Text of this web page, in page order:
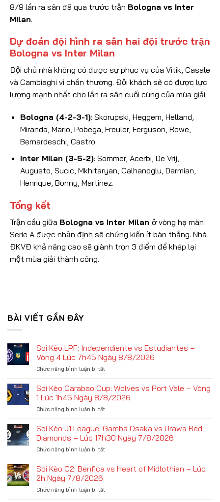
8/9 lần ra sân đã qua trước trận Bologna vs Inter
Milan.
Dự đoán đội hình ra sân hai đội trước trận
Bologna vs Inter Milan
Đội chủ nhà không có được sự phục vụ của Vitik, Casale
và Cambiaghi vì chấn thương. Đội khách sẽ có được lực
lượng mạnh nhất cho lần ra sân cuối cùng của mùa giải.
Bologna (4-2-3-1): Skorupski, Heggem, Helland,
Miranda, Mario, Pobega, Freuler, Ferguson, Rowe,
Bernardeschi, Castro.
Inter Milan (3-5-2): Sommer, Acerbi, De Vrij,
Augusto, Sucic, Mkhitaryan, Calhanoglu, Darmian,
Henrique, Bonny, Martinez.
Tổng kết
Trận cầu giữa Bologna vs Inter Milan ở vòng hạ màn
Serie A được nhận định sẽ chứng kiến ít bàn thắng. Nhà
ĐKVĐ khả năng cao sẽ giành trọn 3 điểm để khép lại
một mùa giải thành công.
BÀI VIẾT GẦN ĐÂY
Soi Kèo LPF: Independiente vs Estudiantes –
Vòng 4 Lúc 7h45 Ngày 8/8/2026
Chức năng bình luận bị tắtở
Kèo
LPF:
Independiente
vs
–
Vòng
Lúc
Ngày
Soi Kèo Carabao Cup: Wolves vs Port Vale – Vòng
1 Lúc 1h45 Ngày 8/8/2026
Chức năng bình luận bị tắtở
Kèo
Carabao
Cup:
Wolves
Port
Vòng
Soi Kèo J1 League: Gamba Osaka vs Urawa Red
Diamonds – Lúc 17h30 Ngày 7/8/2026
Chức năng bình luận bị tắtở
Gamba
Soi Kèo C2: Benfica vs Heart of Midlothian – Lúc
2h Ngày 7/8/2026
Chức năng bình luận bị tắtở